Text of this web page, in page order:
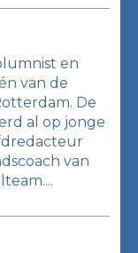
en
van de
De
al op jonge
van